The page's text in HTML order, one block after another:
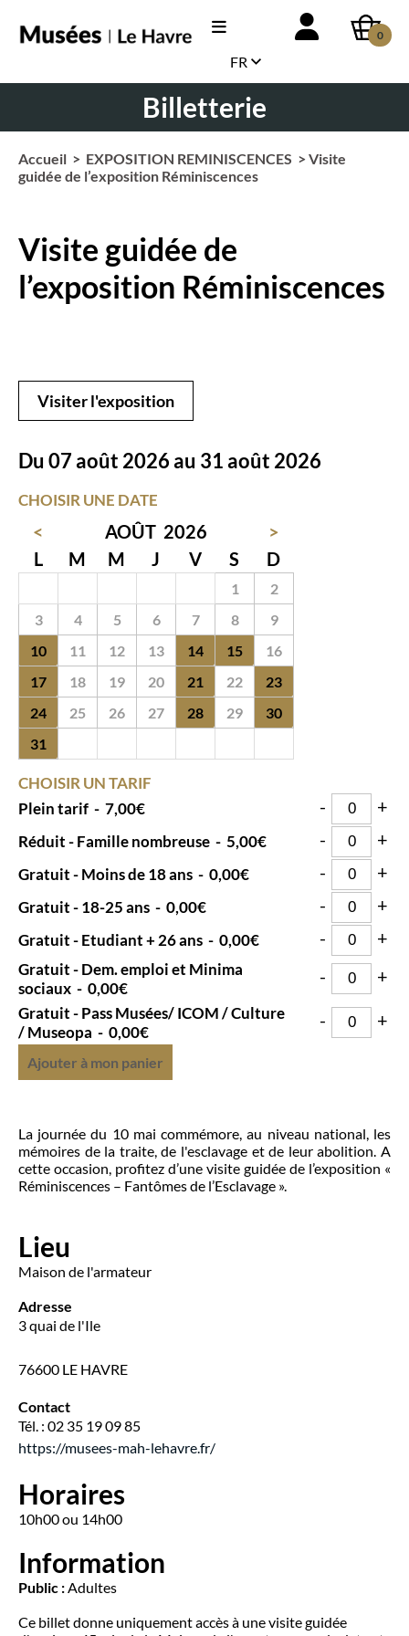
0
FR
Billetterie
Accueil > EXPOSITION REMINISCENCES > Visite
guidée de l’exposition Réminiscences
Visite guidée de
l’exposition Réminiscences
Visiter l'exposition
Du 07 août 2026 au 31 août 2026
CHOISIR UNE DATE
< AOÛT 2026
>
L
M M J V S D
1
2
3
4 5 6 7 8
9
10
11 12 13 14 15
16
17
18 19 20 21 22
23
24
25 26 27 28 29
30
31
CHOISIR UN TARIF
Plein tarif - 7,00€ - +
Réduit - Famille nombreuse - 5,00€ - +
Gratuit - Moins de 18 ans - 0,00€ - +
Gratuit - 18-25 ans - 0,00€ - +
Gratuit - Etudiant + 26 ans - 0,00€ - +
Gratuit - Dem. emploi et Minima
sociaux - 0,00€
- +
Gratuit - Pass Musées/ ICOM / Culture
/ Museopa - 0,00€
- +
Ajouter à mon panier
La journée du 10 mai commémore, au niveau national, les
mémoires de la traite, de l'esclavage et de leur abolition. A
cette occasion, profitez d’une visite guidée de l’exposition «
Réminiscences – Fantômes de l’Esclavage ».
Lieu
Maison de l'armateur
Adresse
3 quai de l'Ile
76600 LE HAVRE
Contact
Tél. : 02 35 19 09 85
https://musees-mah-lehavre.fr/
Horaires
10h00 ou 14h00
Information
Public :Adultes
Ce billet donne uniquement accès à une visite guidée